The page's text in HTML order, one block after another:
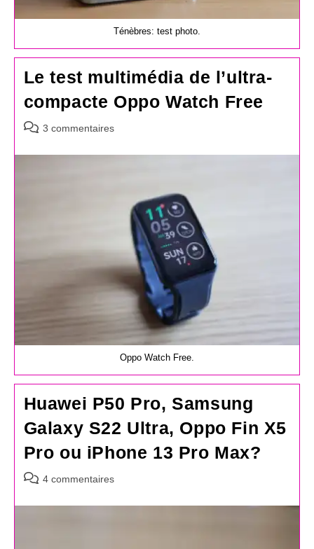
Ténèbres: test photo.
Le test multimédia de l’ultra-
compacte Oppo Watch Free
Commentaires
la
3 commentaires
Oppo Watch Free.
Huawei P50 Pro, Samsung
Galaxy S22 Ultra, Oppo Fin X5
Pro ou iPhone 13 Pro Max?
Commentaires
la
4 commentaires